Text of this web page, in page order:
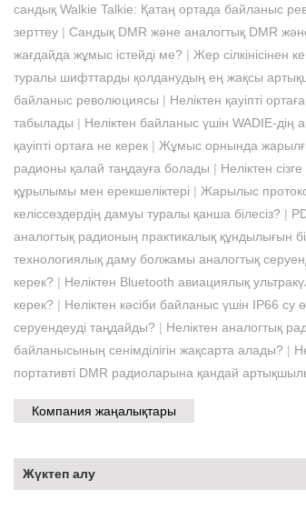
сандық Walkie Talkie: Қатаң ортада байланыс
зерттеу | Сандық DMR және аналогтық DMR
жағдайда жұмыс істейді ме? | Жер сілкінісінен
туралы шифттарды қолданудың ең жақсы
байланыс революциясы | Неліктен қауіпті
табылады | Неліктен байланыс үшін WADIE-дің
қауіпті ортаға не керек | Жұмыс орнында
радионы қалай таңдауға болады | Неліктен
құрылымы мен ерекшеліктері | Жарылыс
келіссөздердің дамуы туралы қанша білесіз? |
аналогтық радионың практикалық құндылығын
технологиялық даму болжамы аналогтық
керек? | Неліктен Bluetooth авиациялық
керек? | Неліктен кәсіби байланыс үшін IP66 су
серуендеуді таңдайды? | Неліктен аналогтық
байланысының сенімділігін жақсарта алады? |
портативті DMR радиоларына қандай
Компания жаңалықтары
Жүктеп алу